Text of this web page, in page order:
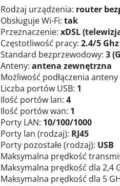
Rodzaj urządzenia: router
Obsługuje Wi-Fi: tak
Przeznaczenie: xDSL
Częstotliwość pracy: 2.4/5
Standard bezprzewodowy: 3
Anteny: antena zewnętrzna
Możliwość podłączenia
Liczba portów USB: 1
Ilość portów lan: 4
Ilość portów wan: 1
Porty LAN: 10/100/1000
Porty lan (rodzaj): RJ45
Porty pozostałe (rodzaj): USB
Maksymalna prędkość
Maksymalna prędkość dla 2,4
Maksymalna prędkość dla 5